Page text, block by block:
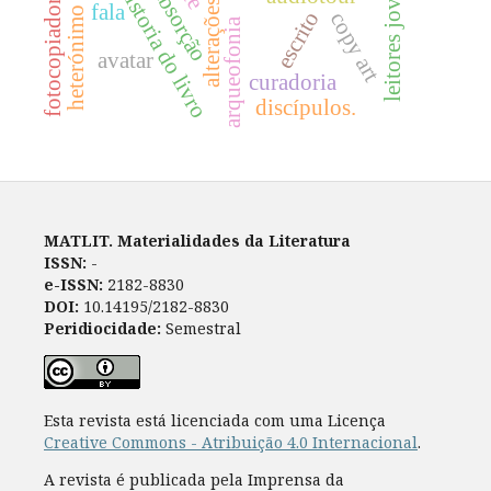
escrito
arqueofonia curadoria
absorção
historia do livro
avatar
fotocopiadora copy artleitores jovens
discípulos.
fala
MATLIT. Materialidades da Literatura
ISSN: -
e-ISSN: 2182-8830
DOI: 10.14195/2182-8830
Peridiocidade: Semestral
Esta revista está licenciada com uma Licença
Creative Commons - Atribuição 4.0 Internacional.
A revista é publicada pela Imprensa da